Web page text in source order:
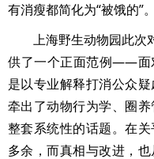
有消瘦都简化为“被饿的”。
上海野生动物园此次对
供了一个正面范例——面
是以专业解释打消公众
牵出了动物行为学、圈
整套系统性的话题。在
多余，而真相与改进，